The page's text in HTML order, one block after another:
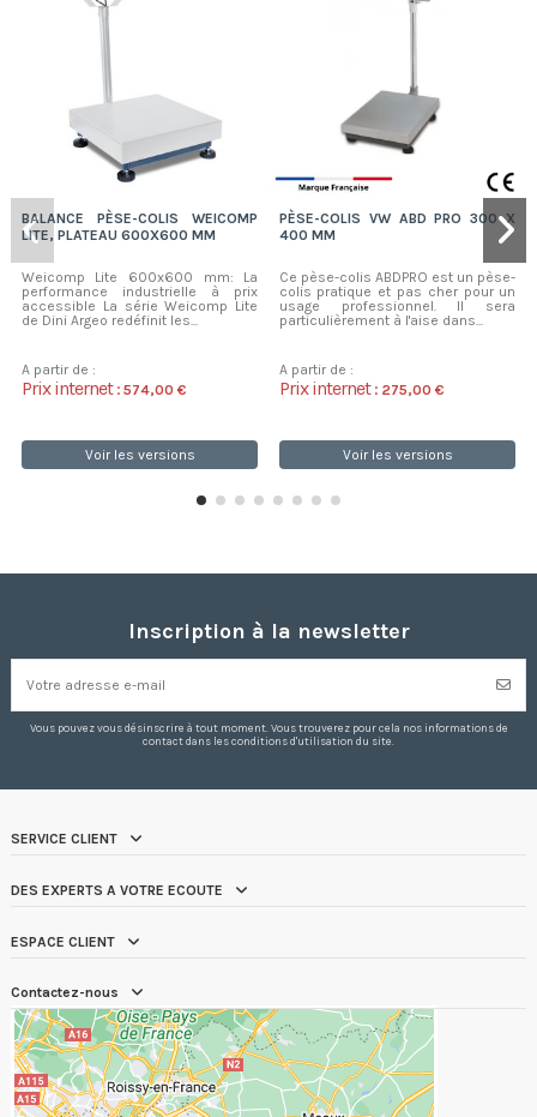
BALANCE PÈSE-COLIS WEICOMP
LITE, PLATEAU 600X600 MM
Weicomp Lite 600x600 mm: La
performance industrielle à prix
accessible La série Weicomp Lite
de Dini Argeo redéfinit les...
A partir de :
Prix internet : 574,00 €
Voir les versions
PÈSE-COLIS VW ABD PRO 300 X
400 MM
Ce pèse-colis ABDPRO est un pèse-
colis pratique et pas cher pour un
usage professionnel. Il sera
particulièrement à l'aise dans...
A partir de :
Prix internet : 275,00 €
Voir les versions
Inscription à la newsletter
Vous pouvez vous désinscrire à tout moment. Vous trouverez pour cela nos informations de
contact dans les conditions d'utilisation du site.
SERVICE CLIENT
DES EXPERTS A VOTRE ECOUTE
ESPACE CLIENT
Contactez-nous